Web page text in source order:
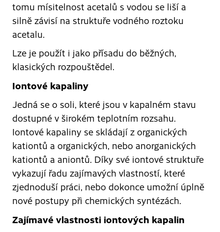
tomu mísitelnost acetalů s vodou se liší a
silně závisí na struktuře vodného roztoku
acetalu.
Lze je použít i jako přísadu do běžných,
klasických rozpouštědel.
Iontové kapaliny
Jedná se o soli, které jsou v kapalném stavu
dostupné v širokém teplotním rozsahu.
Iontové kapaliny se skládají z organických
kationtů a organických, nebo anorganických
kationtů a aniontů. Díky své iontové struktuře
vykazují řadu zajímavých vlastností, které
zjednoduší práci, nebo dokonce umožní úplně
nové postupy při chemických syntézách.
Zajímavé vlastnosti iontových kapalin